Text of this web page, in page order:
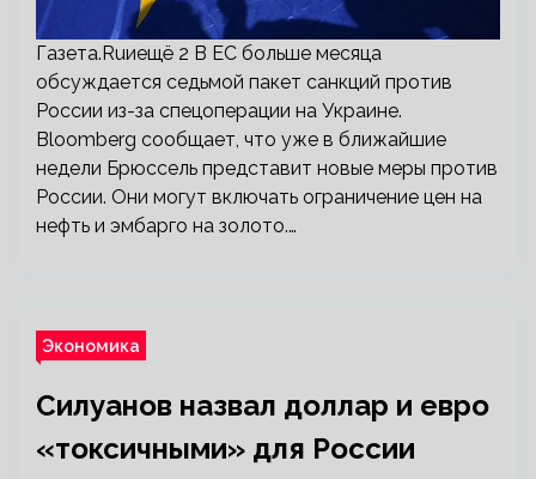
Газета.Ruиещё 2 В ЕС больше месяца
обсуждается седьмой пакет санкций против
России из-за спецоперации на Украине.
Bloomberg сообщает, что уже в ближайшие
недели Брюссель представит новые меры против
России. Они могут включать ограничение цен на
нефть и эмбарго на золото.…
Экономика
Силуанов назвал доллар и евро
«токсичными» для России